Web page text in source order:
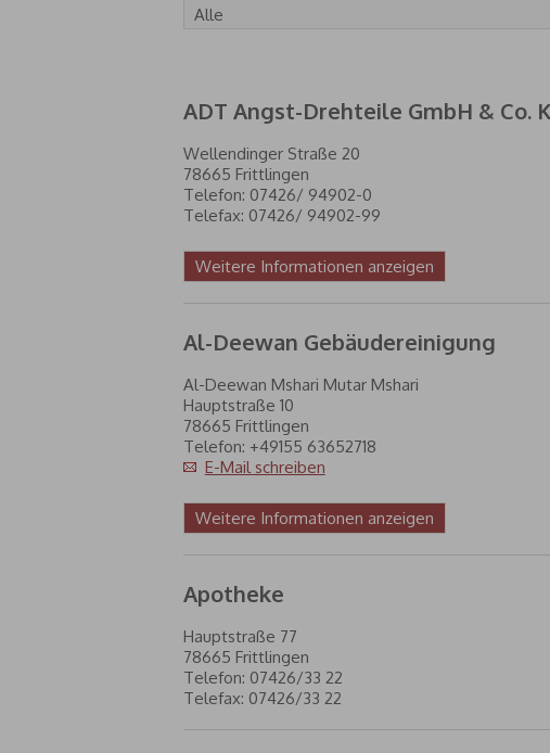
ADT Angst-Drehteile GmbH & Co.
Wellendinger Straße 20
78665 Frittlingen
Telefon: 07426/ 94902-0
Telefax: 07426/ 94902-99
Weitere Informationen anzeigen
Al-Deewan Gebäudereinigung
Al-Deewan Mshari Mutar Mshari
Hauptstraße 10
78665 Frittlingen
Telefon: +49155 63652718
E-Mail schreiben
Weitere Informationen anzeigen
Apotheke
Hauptstraße 77
78665 Frittlingen
Telefon: 07426/33 22
Telefax: 07426/33 22